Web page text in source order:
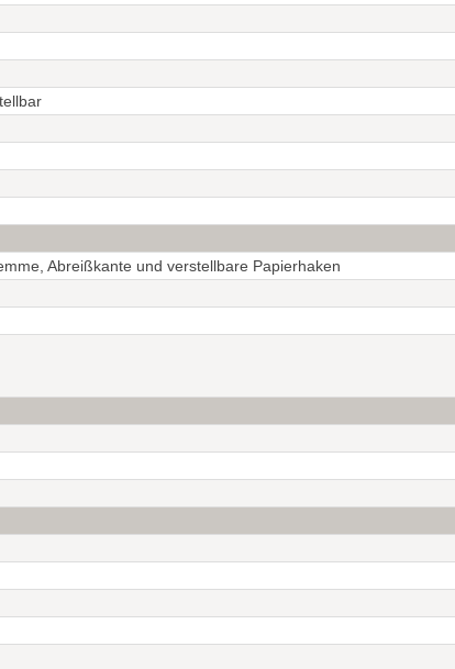
Abreißkante und verstellbare Papierhaken